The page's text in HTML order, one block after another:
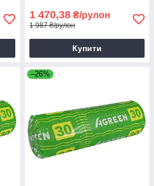
1 470,38 ₴/рулон
1 987 ₴/рулон
Купити
–26%